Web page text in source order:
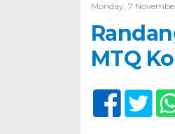
Monday, 7
MTQ